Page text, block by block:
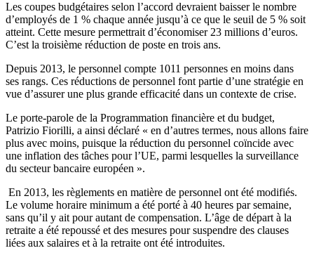
Les coupes budgétaires selon l’accord devraient baisser le nombre
d’employés de 1 % chaque année jusqu’à ce que le seuil de 5 % soit
atteint. Cette mesure permettrait d’économiser 23 millions d’euros.
C’est la troisième réduction de poste en trois ans.
Depuis 2013, le personnel compte 1011 personnes en moins dans
ses rangs. Ces réductions de personnel font partie d’une stratégie en
vue d’assurer une plus grande efficacité dans un contexte de crise.
Le porte-parole de la Programmation financière et du budget,
Patrizio Fiorilli, a ainsi déclaré « en d’autres termes, nous allons faire
plus avec moins, puisque la réduction du personnel coïncide avec
une inflation des tâches pour l’UE, parmi lesquelles la surveillance
du secteur bancaire européen ».
En 2013, les règlements en matière de personnel ont été modifiés.
Le volume horaire minimum a été porté à 40 heures par semaine,
sans qu’il y ait pour autant de compensation. L’âge de départ à la
retraite a été repoussé et des mesures pour suspendre des clauses
liées aux salaires et à la retraite ont été introduites.